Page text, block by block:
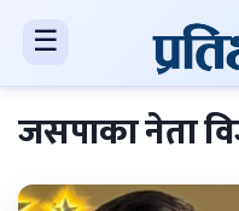
☰
जसपाका नेता